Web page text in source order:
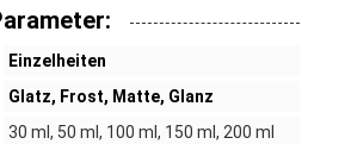
Einzelheiten
Glatz, Frost, Matte, Glanz
30 ml, 50 ml, 100 ml, 150 ml, 200 ml